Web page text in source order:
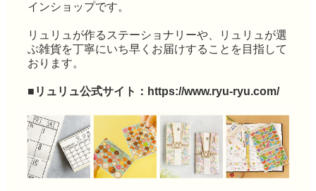
インショップです。
リュリュが作るステーショナリーや、リュリュが選
ぶ雑貨を丁寧にいち早くお届けすることを目指して
おります。
■リュリュ公式サイト： https://www.ryu-ryu.com/